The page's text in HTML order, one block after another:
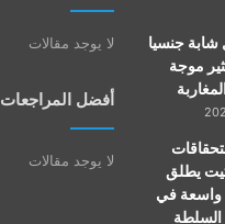
شابة جنسيا
موجة
يطلق
واسعة في
لا يوجد مقالات
أفضل المراجعات
لا يوجد مقالات